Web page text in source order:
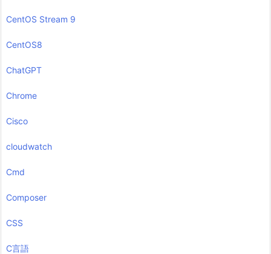
CentOS Stream 9
CentOS8
ChatGPT
Chrome
Cisco
cloudwatch
Cmd
Composer
CSS
C言語